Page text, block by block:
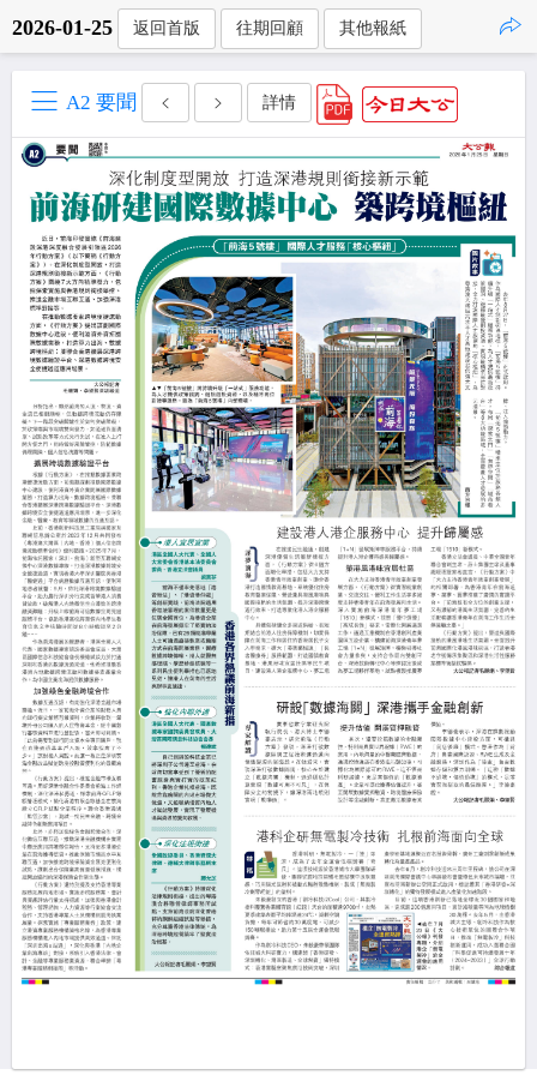
2026-01-25 返回首版 往期回顧 其他報紙
A2 要聞 詳情